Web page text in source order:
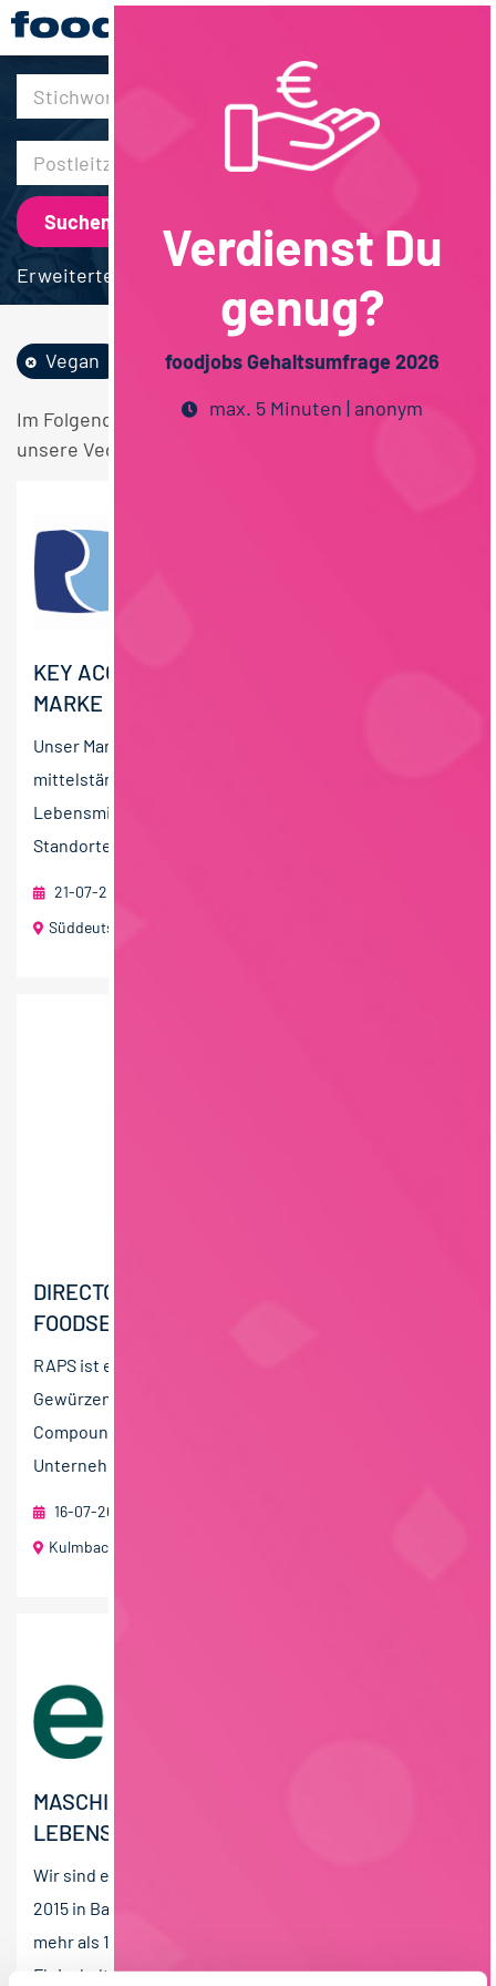
30km
Erweiterte Suche
Vegan Vertrieb Bayern
Im Folgenden finden Sie einen Überblick über alle
unsere Vegan Vertrieb Bayern Stellen.
KEY ACCOUNT MANAGER:IN (M/W/D) -
MARKE
Unser Mandant ist eine erfolgreiche und wachsende
mittelständische Unternehmensgruppe der
Lebensmittelindustrie in Privatbesitz. An mehreren
Standorten in Deutschland...
21-07-2026
Süddeutschland
DIRECTOR (M/W/D) KEY ACCOUNT
FOODSERVICE
RAPS ist ein international ausgerichteter Anbieter von
Gewürzen, Kräutern, Marinaden und funktionellen
Compounds für die Lebensmittelindustrie. Das
Unternehmen...
16-07-2026
Kulmbach
MASCHINENBEDIENER (M/W/D) VEGANE
LEBENSMITTELPRODUKTION
Wir sind endori, ein Familienunternehmen, welches
2015 in Bamberg gegründet wurde und derzeit mit
mehr als 100 Mitarbeitern leckere veggie
Fleischalternativen aus...
Verdienst Du
genug?
foodjobs Gehaltsumfrage 2026
max. 5 Minuten | anonym